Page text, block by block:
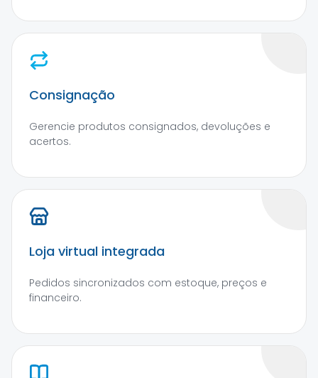
Consignação
Gerencie produtos consignados, devoluções e
acertos.
Loja virtual integrada
Pedidos sincronizados com estoque, preços e
financeiro.